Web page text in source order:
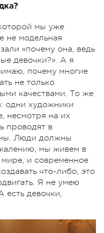
мы уже
не модельная
«почему она, ведь
девочки?». А я
почему многие
не только
качествами. То же
одни художники
несмотря на их
проводят в
Люди должны
мы живем в
и современное
что-либо, это
Я не умею
есть девочки,